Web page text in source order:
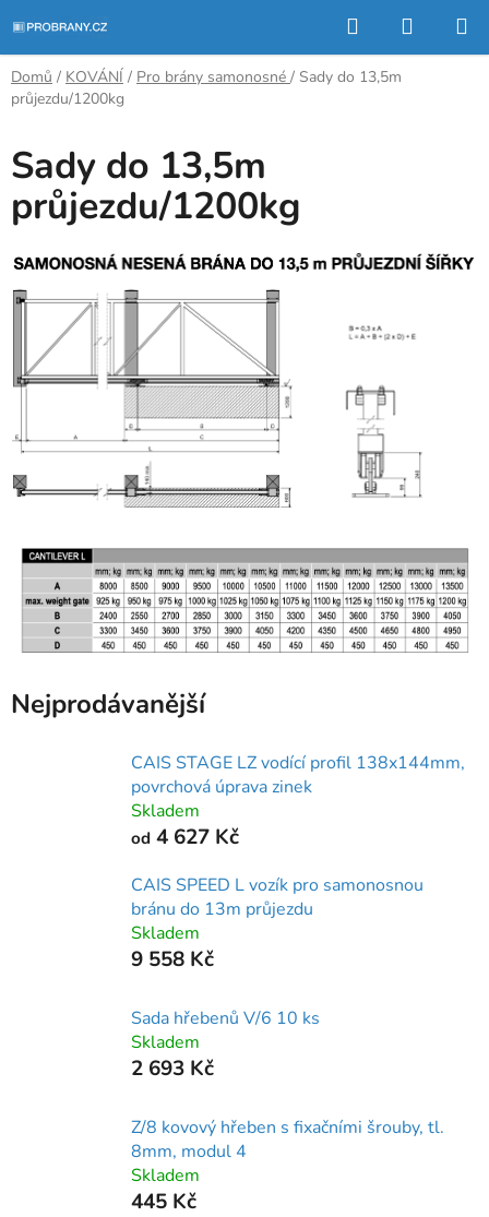
na
obsah
Hledat
KOŠÍK
Domů / KOVÁNÍ / Pro brány samonosné / Sady do 13,5m
průjezdu/1200kg
Sady do 13,5m
průjezdu/1200kg
Nejprodávanější
CAIS STAGE LZ vodící profil 138x144mm,
povrchová úprava zinek
Skladem
od 4 627 Kč
CAIS SPEED L vozík pro samonosnou
bránu do 13m průjezdu
Skladem
9 558 Kč
Sada hřebenů V/6 10 ks
Skladem
2 693 Kč
Z/8 kovový hřeben s fixačními šrouby, tl.
8mm, modul 4
Skladem
445 Kč